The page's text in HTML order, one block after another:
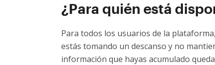
¿Para quién está
Para todos los usuarios de la
estás tomando un descanso y no
información que hayas acumulado